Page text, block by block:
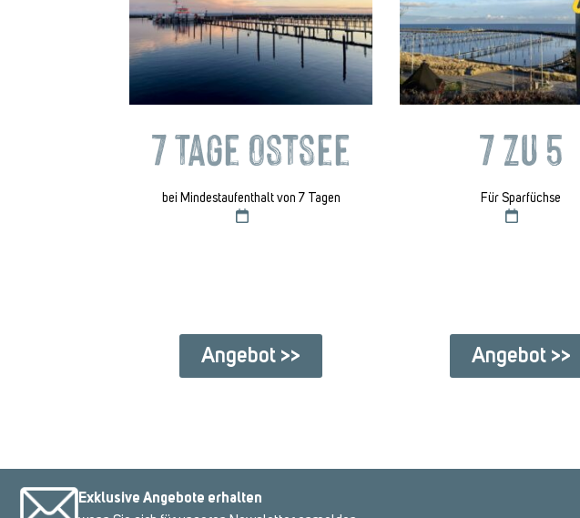
7 Tage Ostsee
bei Mindestaufenthalt von 7 Tagen
Angebot >>
7 zu 5
Für Sparfüchse
Angebot >>
Exklusive Angebote erhalten